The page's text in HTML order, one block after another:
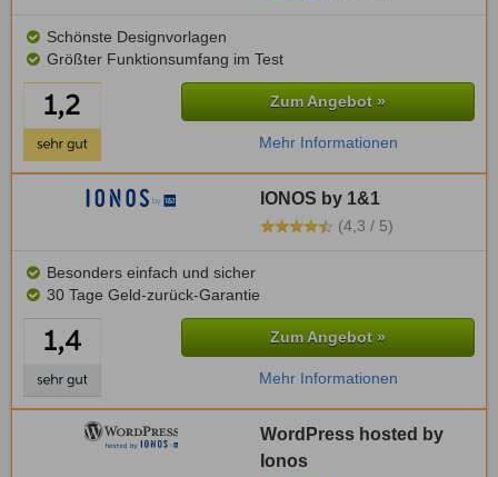
Schönste Designvorlagen
Größter Funktionsumfang im Test
Zum Angebot »
Mehr Informationen
IONOS by 1&1
(4,3 / 5)
Besonders einfach und sicher
30 Tage Geld-zurück-Garantie
Zum Angebot »
Mehr Informationen
WordPress hosted by
Ionos